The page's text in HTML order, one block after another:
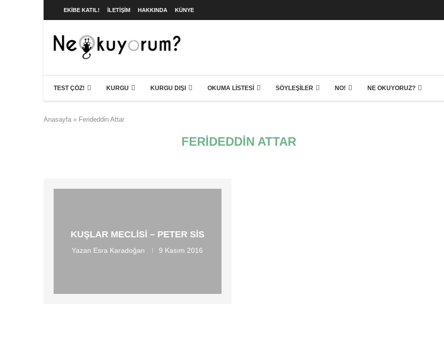
EKIBE KATIL! İLETIŞIM HAKKINDA KÜNYE
TEST ÇÖZ! KURGU KURGU DIŞI OKUMA LISTESI SÖYLEŞILER NO! NE OKUYORUZ?
Anasayfa » Ferideddin Attar
FERIDEDDIN ATTAR
KUŞLAR MECLISI – PETER SIS
Yazan Esra Karadoğan 9 Kasım 2016